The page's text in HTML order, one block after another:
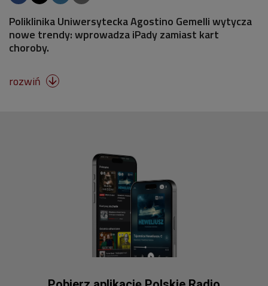
Poliklinika Uniwersytecka Agostino Gemelli wytycza
nowe trendy: wprowadza iPady zamiast kart
choroby.
rozwiń 